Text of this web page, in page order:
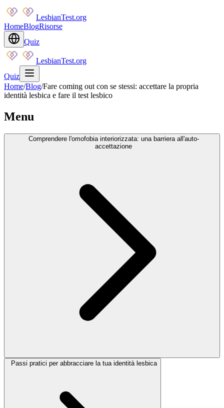
LesbianTest.org
HomeBlogRisorse
Quiz
LesbianTest.org
Quiz
Home/Blog/Fare coming out con se stessi: accettare la propria
identità lesbica e fare il test lesbico
Menu
Comprendere l'omofobia interiorizzata: una barriera all'auto-
accettazione
Passi pratici per abbracciare la tua identità lesbica